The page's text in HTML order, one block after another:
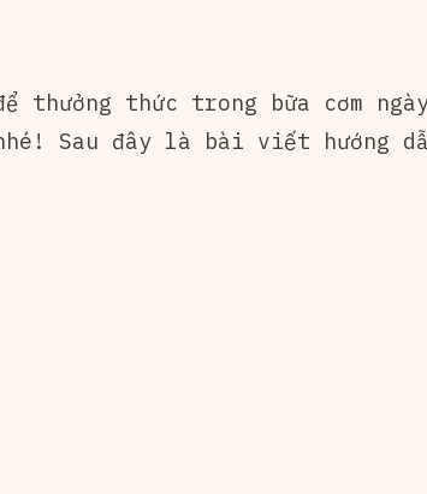
thưởng thức trong bữa cơm
Sau đây là bài viết hướng